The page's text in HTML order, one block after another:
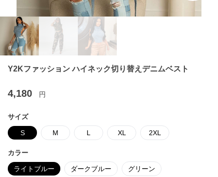
Y2Kファッション ハイネック切り替えデニムベスト
4,180 円
サイズ
S M L XL 2XL
カラー
ライトブルー ダークブルー グリーン